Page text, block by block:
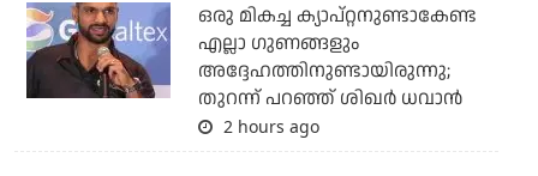
ഒരു മികച്ച ക്യാപ്റ്റനുണ്ടാകേണ്ട
എല്ലാ ഗുണങ്ങളും
അദ്ദേഹത്തിനുണ്ടായിരുന്നു;
തുറന്ന് പറഞ്ഞ് ശിഖര്‍ ധവാന്‍
2 hours ago